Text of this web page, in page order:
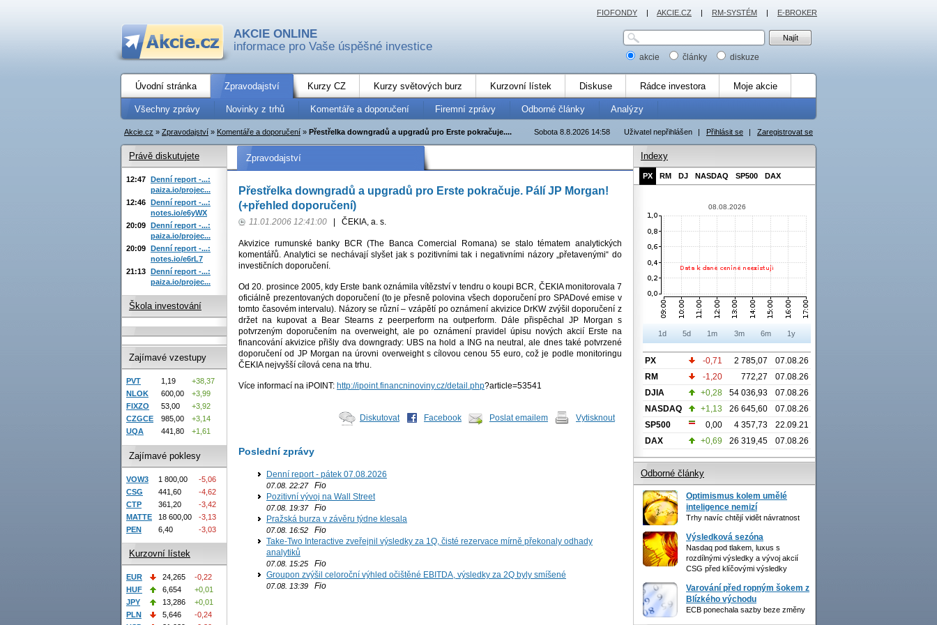
AKCIE ONLINE
informace pro Vaše úspěšné investice
akcie články diskuze
Úvodní stránka Zpravodajství Kurzy CZ Kurzy světových burz Kurzovní lístek Diskuse Rádce investora Moje akcie
Všechny zprávy Novinky z trhů Komentáře a doporučení Firemní zprávy Odborné články Analýzy
Uživatel nepřihlášen | Přihlásit se | Zaregistrovat se
Sobota 8.8.2026 14:58
Akcie.cz » Zpravodajství » Komentáře a doporučení » Přestřelka downgradů a upgradů pro Erste pokračuje....
Zpravodajství
Přestřelka downgradů a upgradů pro Erste pokračuje. Pálí JP Morgan!
(+přehled doporučení)
11.01.2006 12:41:00 ČEKIA, a. s.
Akvizice rumunské banky BCR (The Banca Comercial Romana) se stalo tématem analytických
komentářů. Analytici se nechávají slyšet jak s pozitivními tak i negativními názory „přetavenými“ do
investičních doporučení.
Od 20. prosince 2005, kdy Erste bank oznámila vítězství v tendru o koupi BCR, ČEKIA monitorovala 7
oficiálně prezentovaných doporučení (to je přesně polovina všech doporučení pro SPADové emise v
tomto časovém intervalu). Názory se různí – vzápětí po oznámení akvizice DrKW zvýšil doporučení z
držet na kupovat a Bear Stearns z peerperform na outperform. Dále přispěchal JP Morgan s
potvrzeným doporučením na overweight, ale po oznámení pravidel úpisu nových akcií Erste na
financování akvizice přišly dva downgrady: UBS na hold a ING na neutral, ale dnes také potvrzené
doporučení od JP Morgan na úrovni overweight s cílovou cenou 55 euro, což je podle monitoringu
ČEKIA nejvyšší cílová cena na trhu.
Více informací na iPOINT: http://ipoint.financninoviny.cz/detail.php?article=53541
Diskutovat Facebook Poslat emailem Vytisknout
Poslední zprávy
Denní report - pátek 07.08.2026
07.08. 22:27Fio
Pozitivní vývoj na Wall Street
07.08. 19:37Fio
Pražská burza v závěru týdne klesala
07.08. 16:52 Fio
Take-Two Interactive zveřejnil výsledky za 1Q, čisté rezervace mírně překonaly odhady
analytiků
07.08. 15:25 Fio
Groupon zvýšil celoroční výhled očištěné EBITDA, výsledky za 2Q byly smíšené
07.08. 13:39 Fio
Právě diskutujete
12:47 Denní report -...:
paiza.io/projec...
12:46 Denní report -...:
notes.io/e6yWX
20:09 Denní report -...:
paiza.io/projec...
20:09 Denní report -...:
notes.io/e6rL7
21:13 Denní report -...:
paiza.io/projec...
Škola investování
Zajímavé vzestupy
PVT 1,19
+38,37
NLOK
600,00
+3,99
FIXZO
53,00
+3,92
CZGCE
985,00
+3,14
UQA
441,80 +1,61
Zajímavé poklesy
VOW3 1 800,00
-5,06
CSG
441,60
-4,62
CTP
361,20
-3,42
MATTE
18 600,00
-3,13
PEN
6,40 -3,03
Kurzovní lístek
EUR 24,265
-0,22
HUF
6,654
+0,01
JPY
13,286
+0,01
PLN
5,646
-0,24
Indexy
PX RM DJ NASDAQ SP500 DAX
08.08.2026
1d 5d 1m 3m 6m 1y
PX -0,71 2 785,07
07.08.26
RM
-1,20 772,27
07.08.26
DJIA
+0,28 54 036,93
07.08.26
NASDAQ
+1,13 26 645,60
07.08.26
SP500
0,00 4 357,73
22.09.21
DAX
+0,69 26 319,45 07.08.26
Odborné články
Optimismus kolem umělé
inteligence nemizí
Trhy navíc chtějí vidět návratnost
Výsledková sezóna
Nasdaq pod tlakem, luxus s
rozdílnými výsledky a vývoj akcií
CSG před klíčovými výsledky
Varování před ropným šokem z
Blízkého východu
ECB ponechala sazby beze změny
FIOFONDY | AKCIE.CZ | RM-SYSTÉM | E-BROKER